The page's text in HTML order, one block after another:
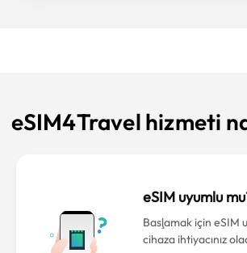
eSIM4Travel hizmeti
eSIM uyumlu
Başlamak için eSIM
cihaza ihtiyacınız